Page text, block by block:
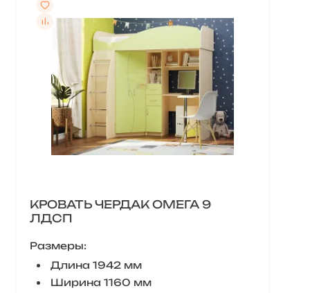
КРОВАТЬ ЧЕРДАК ОМЕГА 9
ЛДСП
Размеры:
Длина 1942 мм
Ширина 1160 мм